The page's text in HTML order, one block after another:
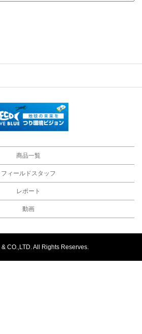
商品一覧
フィールドスタッフ
レポート
動画
CO.,LTD. All Rights Reserves.